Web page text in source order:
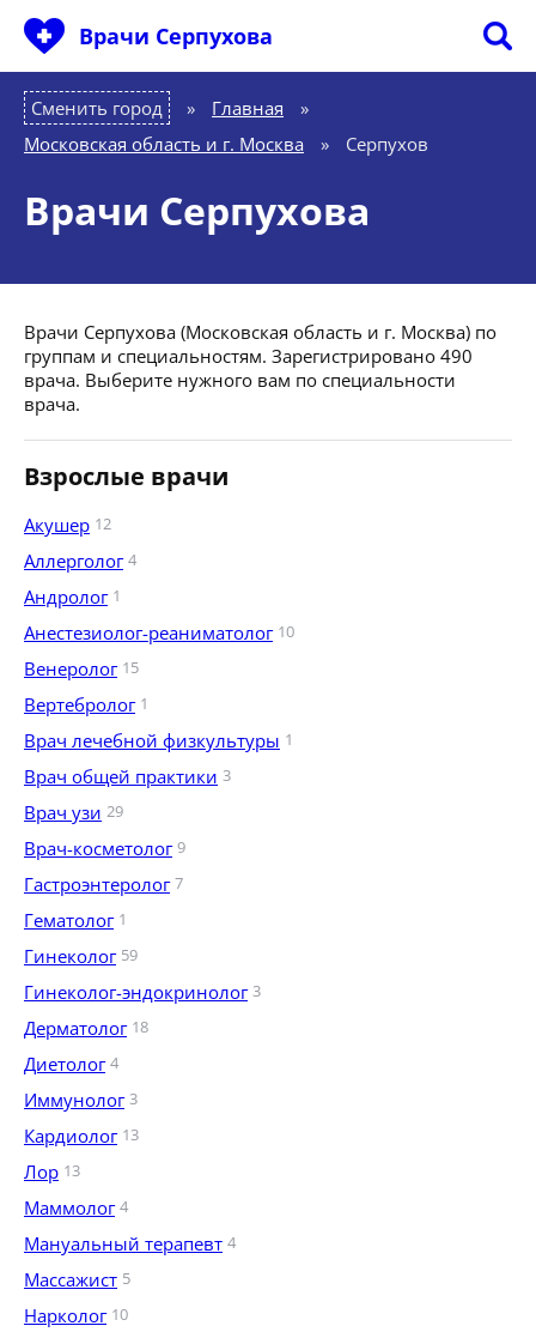
Врачи Серпухова
Сменить город Главная
»
Московская область и г. Москва
» Серпухов
Врачи Серпухова
Врачи Серпухова (Московская область и г. Москва) по
группам и специальностям. Зарегистрировано 490
врача. Выберите нужного вам по специальности
врача.
Взрослые врачи
Акушер 12
Аллерголог 4
Андролог 1
Анестезиолог-реаниматолог 10
Венеролог 15
Вертебролог 1
Врач лечебной физкультуры 1
Врач общей практики 3
Врач узи 29
Врач-косметолог 9
Гастроэнтеролог 7
Гематолог 1
Гинеколог 59
Гинеколог-эндокринолог 3
Дерматолог 18
Диетолог 4
Иммунолог 3
Кардиолог 13
Лор 13
Маммолог 4
Мануальный терапевт 4
Массажист 5
Нарколог 10